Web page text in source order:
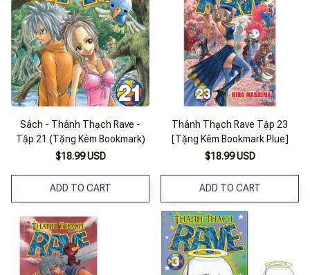
Sách - Thánh Thạch Rave -
Tập 21 (Tặng Kèm Bookmark)
$18.99 USD
ADD TO CART
Thánh Thạch Rave Tập 23
[Tặng Kèm Bookmark Plue]
$18.99 USD
ADD TO CART